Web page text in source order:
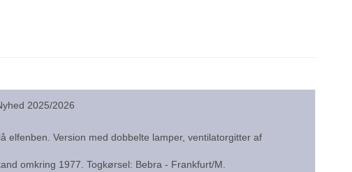
2025/2026
elfenben. Version med dobbelte lamper, ventilatorgitter af
omkring 1977. Togkørsel: Bebra - Frankfurt/M.